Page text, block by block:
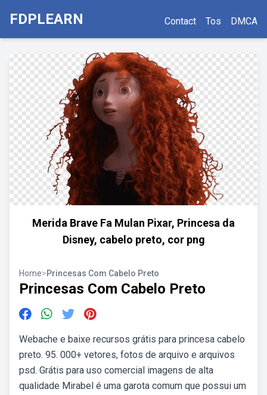
FDPLEARN Contact Tos DMCA
Merida Brave Fa Mulan Pixar, Princesa da
Disney, cabelo preto, cor png
Home>Princesas Com Cabelo Preto
Princesas Com Cabelo Preto
Webache e baixe recursos grátis para princesa cabelo
preto. 95. 000+ vetores, fotos de arquivo e arquivos
psd. Grátis para uso comercial imagens de alta
qualidade Mirabel é uma garota comum que possui um